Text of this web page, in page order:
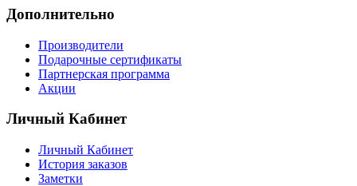
Дополнительно
Производители
Подарочные сертификаты
Партнерская программа
Акции
Личный Кабинет
Личный Кабинет
История заказов
Заметки